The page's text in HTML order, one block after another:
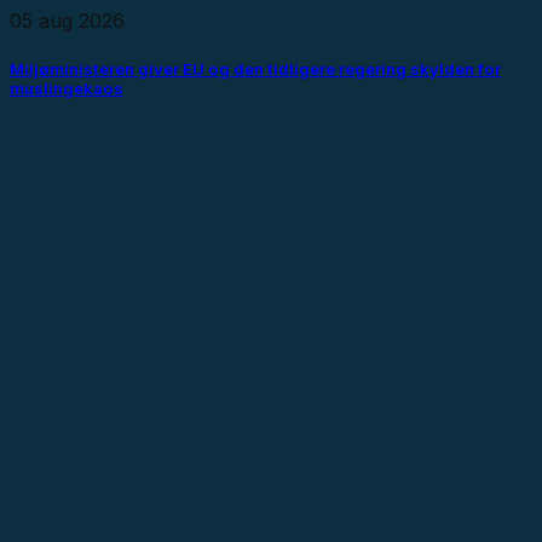
05 aug 2026
Miljøministeren giver EU og den tidligere regering skylden for
muslingekaos